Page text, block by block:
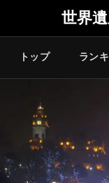
世界
トップ ラン